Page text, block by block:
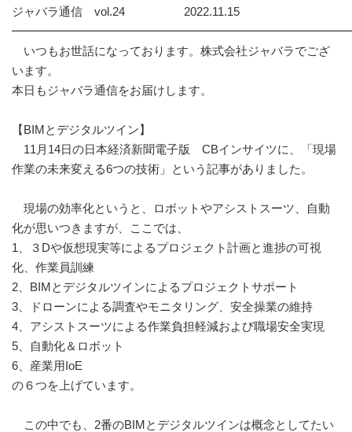
ジャバラ通信 vol.24 2022.11.15
いつもお世話になっております。株式会社ジャバラでござ
います。
本日もジャバラ通信をお届けします。
【BIMとデジタルツイン】
11月14日の日本経済新聞電子版 CBインサイツに、「現場
作業の未来変える6つの技術」という記事がありました。
現場の効率化というと、ロボットやアシストスーツ、自動
化が思いつきますが、ここでは、
1、３Dや仮想現実等によるプロジェクト計画と進捗の可視
化、作業員訓練
2、BIMとデジタルツインによるプロジェクトサポート
3、ドローンによる調査やモニタリング、安全操業の維持
4、アシストスーツによる作業負担軽減および職場安全実現
5、自動化＆ロボット
6、産業用IoE
の６つを上げています。
この中でも、2番のBIMとデジタルツインは概念としてたい